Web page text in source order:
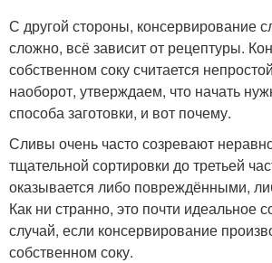
соку
Сок без сахара
Сливы с острым
перцем
Сок
С другой стороны, консервирование
сложно, всё зависит от рецептуры.
собственном соку считается
наоборот, утверждаем, что начать
способа заготовки, и вот почему.
Сливы очень часто созревают
тщательной сортировки до третьей
оказывается либо повреждёнными,
Как ни странно, это почти идеальное
случай, если консервирование
собственном соку.